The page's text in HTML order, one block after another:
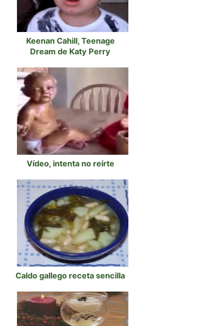
Keenan Cahill, Teenage
Dream de Katy Perry
Vídeo, intenta no reírte
Caldo gallego receta sencilla